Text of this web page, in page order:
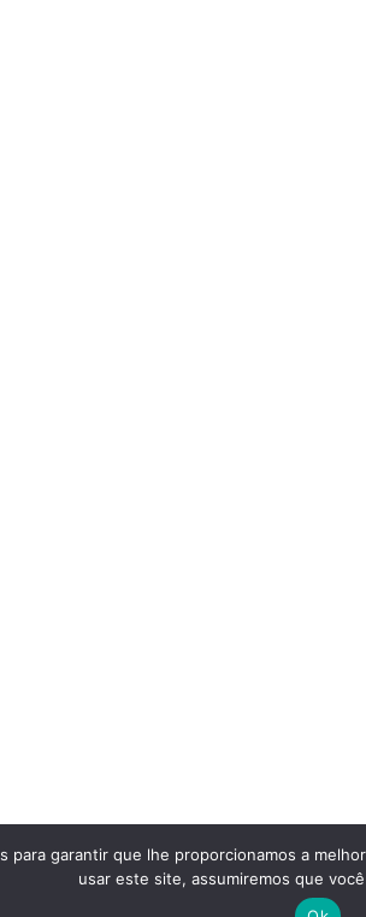
para garantir que lhe proporcionamos a
usar este site, assumiremos que